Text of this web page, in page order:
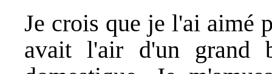
Je crois que je l'ai aimé
avait l'air d'un grand